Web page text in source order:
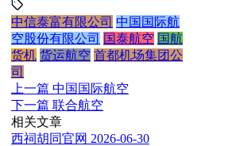
中信泰富有限公司 中国国际航
空股份有限公司 国泰航空 国航
货机 货运航空 首都机场集团公
司
上一篇 中国国际航空
下一篇 联合航空
相关文章
西祠胡同官网 2026-06-30